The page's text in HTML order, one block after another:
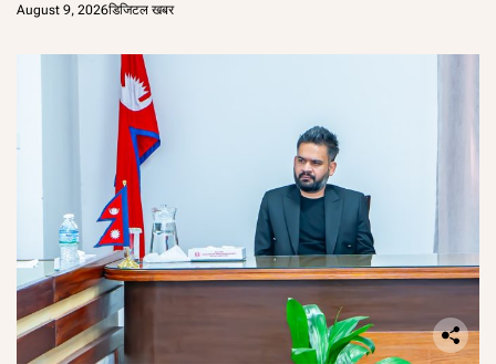
August 9, 2026डिजिटल खबर